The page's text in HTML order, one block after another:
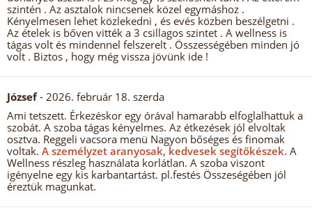
szintén . Az asztalok nincsenek közel egymáshoz .
Kényelmesen lehet közlekedni , és evés közben beszélgetni .
Az ételek is bőven vitték a 3 csillagos szintet . A wellness is
tágas volt és mindennel felszerelt . Összességében minden jó
volt . Biztos , hogy még vissza jövünk ide !
József- 2026. február 18. szerda
Ami tetszett. Érkezéskor egy órával hamarabb elfoglalhattuk a
szobát. A szoba tágas kényelmes. Az étkezések jól elvoltak
osztva. Reggeli vacsora menü Nagyon bőséges és finomak
voltak. A személyzet aranyosak, kedvesek segítőkészek. A
Wellness részleg használata korlátlan. A szoba viszont
igényelne egy kis karbantartást. pl.festés Összeségében jól
éreztük magunkat.